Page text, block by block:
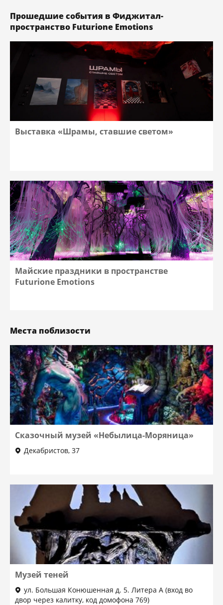
Прошедшие события в Фиджитал-
пространство Futurione Emotions
Выставка «Шрамы, ставшие светом»
Майские праздники в пространстве
Futurione Emotions
Места поблизости
Сказочный музей «Небылица-Моряница»
Декабристов, 37
Музей теней
ул. Большая Конюшенная д. 5. Литера А (вход во
двор через калитку, код домофона 769)